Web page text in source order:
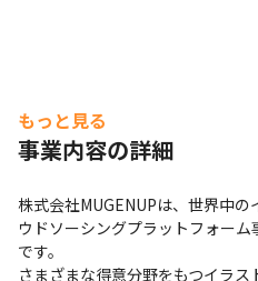
もっと見る
事業内容の詳細
株式会社MUGENUPは、世界中
ウドソーシングプラットフォー
です。
さまざまな得意分野をもつイラ